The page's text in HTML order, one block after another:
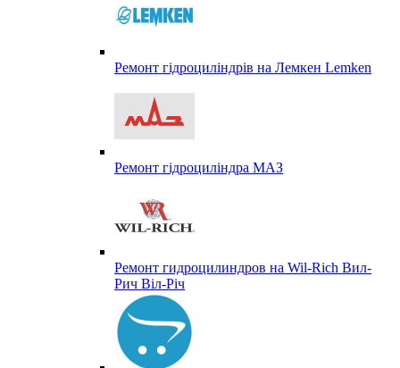
Ремонт гідроциліндрів на Лемкен Lemken
Ремонт гідроциліндра МАЗ
Ремонт гидроцилиндров на Wil-Rich Вил-
Рич Віл-Річ